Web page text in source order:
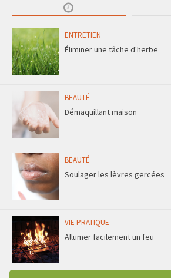
ENTRETIEN
Éliminer une tâche d'herbe
BEAUTÉ
Démaquillant maison
BEAUTÉ
Soulager les lèvres gercées
VIE PRATIQUE
Allumer facilement un feu